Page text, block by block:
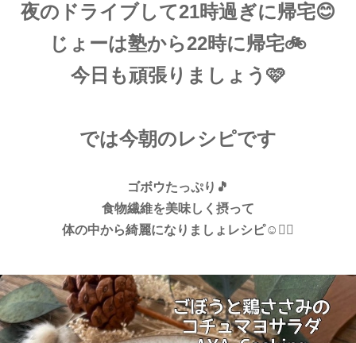
夜のドライブして21時過ぎに帰宅😊
じょーは塾から22時に帰宅🚲
今日も頑張りましょう🩷
では今朝のレシピです
ゴボウたっぷり🎵
食物繊維を美味しく摂って
体の中から綺麗になりましょレシピ☺️❤️‍🔥